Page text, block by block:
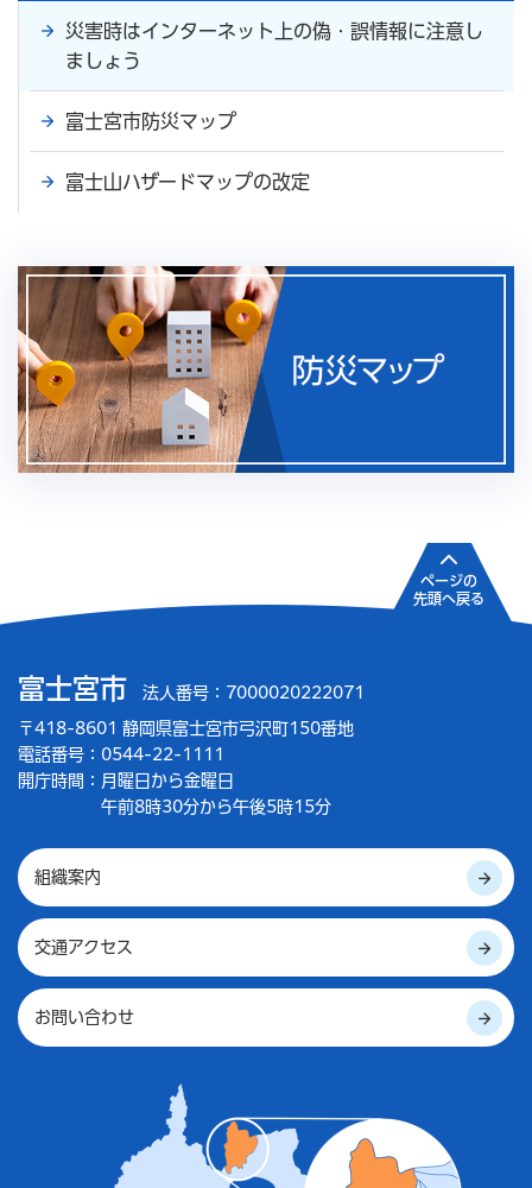
災害時はインターネット上の偽・誤情報に注意し
ましょう
富士宮市防災マップ
富士山ハザードマップの改定
富士宮市 法人番号：7000020222071
〒418-8601 静岡県富士宮市弓沢町150番地
電話番号：0544-22-1111
開庁時間： 月曜日から金曜日
午前8時30分から午後5時15分
組織案内
交通アクセス
お問い合わせ
ページの
先頭へ戻る